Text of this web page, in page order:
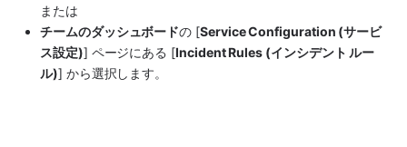
または
チームのダッシュボードの [Service Configuration (サービ
ス設定)] ページにある [Incident Rules (インシデント ルー
ル)] から選択します。